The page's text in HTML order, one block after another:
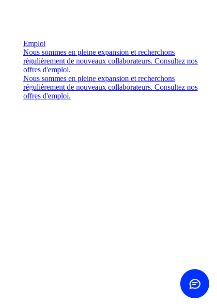
Emploi
Nous sommes en pleine expansion et recherchons
régulièrement de nouveaux collaborateurs. Consultez nos
offres d'emploi.
Nous sommes en pleine expansion et recherchons
régulièrement de nouveaux collaborateurs. Consultez nos
offres d'emploi.